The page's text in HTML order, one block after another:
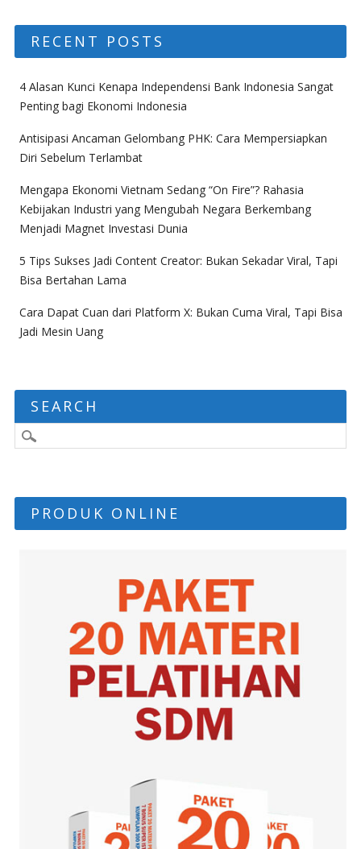
RECENT POSTS
4 Alasan Kunci Kenapa Independensi Bank Indonesia Sangat
Penting bagi Ekonomi Indonesia
Antisipasi Ancaman Gelombang PHK: Cara Mempersiapkan
Diri Sebelum Terlambat
Mengapa Ekonomi Vietnam Sedang “On Fire”? Rahasia
Kebijakan Industri yang Mengubah Negara Berkembang
Menjadi Magnet Investasi Dunia
5 Tips Sukses Jadi Content Creator: Bukan Sekadar Viral, Tapi
Bisa Bertahan Lama
Cara Dapat Cuan dari Platform X: Bukan Cuma Viral, Tapi Bisa
Jadi Mesin Uang
SEARCH
PRODUK ONLINE